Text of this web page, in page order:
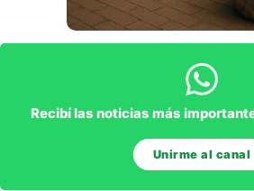
Recibí las noticias más
Unirme al canal